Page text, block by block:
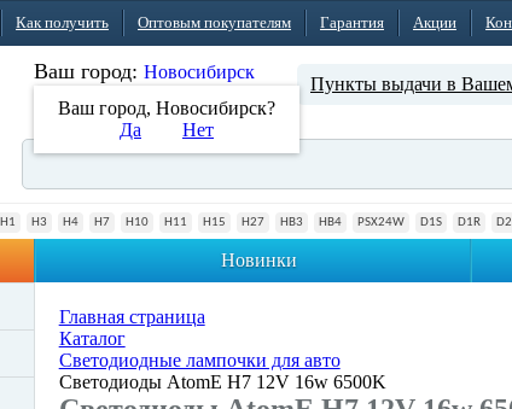
Как получить Оптовым покупателям Гарантия Акции
Ваш город: Новосибирск
Ваш город, Новосибирск?
Да
Нет
Пункты выдачи в
H1 H3 H4 H7 H10 H11 H15 H27 HB3 HB4 PSX24W D1S D1R
Новинки
Главная страница
Каталог
Светодиодные лампочки для авто
Светодиоды AtomE H7 12V 16w 6500K